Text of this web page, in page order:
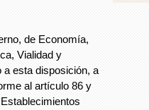
de Economía,
Vialidad y
a esta disposición, a
al artículo 86 y